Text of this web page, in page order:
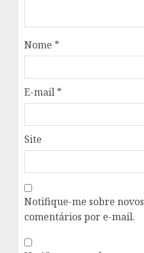
Nome *
E-mail *
Site
Notifique-me sobre novos
comentários por e-mail.